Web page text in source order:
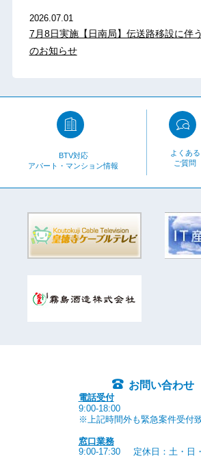
2026.07.01
7月8日実施【日南局】伝送路移設に伴
のお知らせ
BTV対応
アパート・マンション情報
よくある
ご質問
お問い合わせ
電話受付
9:00-18:00
※上記時間外も緊急案件受付致
窓口業務
9:00-17:30
定休日：土・日